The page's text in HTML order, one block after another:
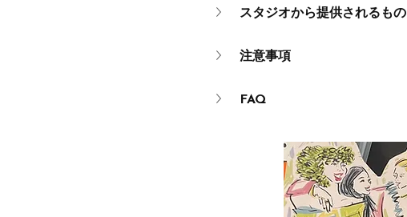
スタジオから提供されるもの
注意事項
FAQ